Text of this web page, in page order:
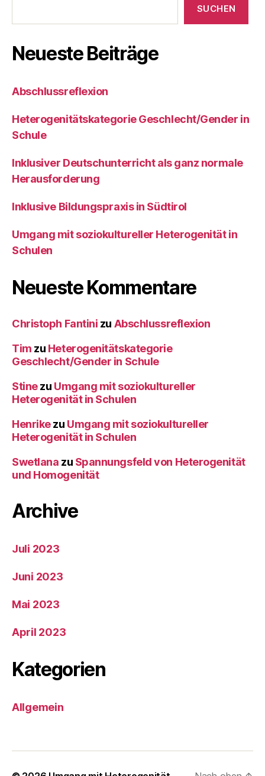
SUCHEN
Neueste Beiträge
Abschlussreflexion
Heterogenitätskategorie Geschlecht/Gender in
Schule
Inklusiver Deutschunterricht als ganz normale
Herausforderung
Inklusive Bildungspraxis in Südtirol
Umgang mit soziokultureller Heterogenität in
Schulen
Neueste Kommentare
Christoph Fantini zu Abschlussreflexion
Tim zu Heterogenitätskategorie
Geschlecht/Gender in Schule
Stinezu Umgang mit soziokultureller
Heterogenität in Schulen
Henrikezu Umgang mit soziokultureller
Heterogenität in Schulen
Swetlana zu Spannungsfeld von Heterogenität
und Homogenität
Archive
Juli 2023
Juni 2023
Mai 2023
April 2023
Kategorien
Allgemein